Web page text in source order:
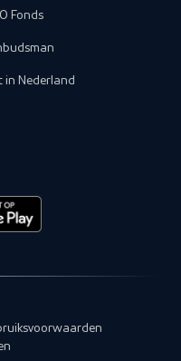
Fonds
in Nederland